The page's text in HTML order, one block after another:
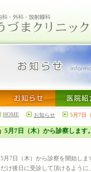
HOME お知らせ 5月7日
5月7日（木）から診察します。
5月7日（木）から診察を開始し
だけ後日に受診して頂けるよう